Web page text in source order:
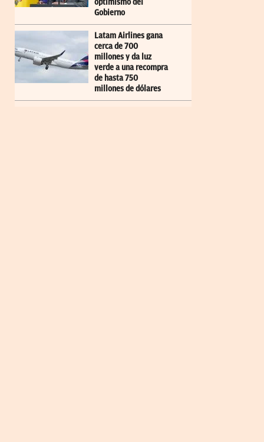
optimismo del
Gobierno
Latam Airlines gana
cerca de 700
millones y da luz
verde a una recompra
de hasta 750
millones de dólares